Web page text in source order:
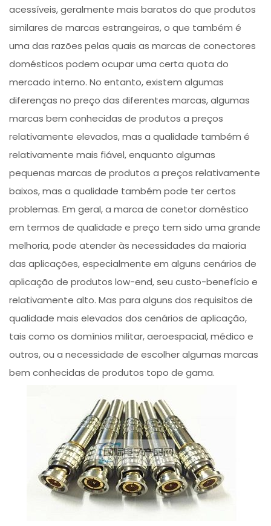
acessíveis, geralmente mais baratos do que produtos
similares de marcas estrangeiras, o que também é
uma das razões pelas quais as marcas de conectores
domésticos podem ocupar uma certa quota do
mercado interno. No entanto, existem algumas
diferenças no preço das diferentes marcas, algumas
marcas bem conhecidas de produtos a preços
relativamente elevados, mas a qualidade também é
relativamente mais fiável, enquanto algumas
pequenas marcas de produtos a preços relativamente
baixos, mas a qualidade também pode ter certos
problemas. Em geral, a marca de conetor doméstico
em termos de qualidade e preço tem sido uma grande
melhoria, pode atender às necessidades da maioria
das aplicações, especialmente em alguns cenários de
aplicação de produtos low-end, seu custo-benefício e
relativamente alto. Mas para alguns dos requisitos de
qualidade mais elevados dos cenários de aplicação,
tais como os domínios militar, aeroespacial, médico e
outros, ou a necessidade de escolher algumas marcas
bem conhecidas de produtos topo de gama.